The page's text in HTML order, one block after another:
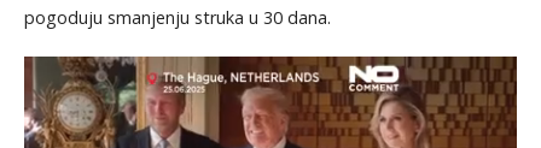
pogoduju smanjenju struka u 30 dana.